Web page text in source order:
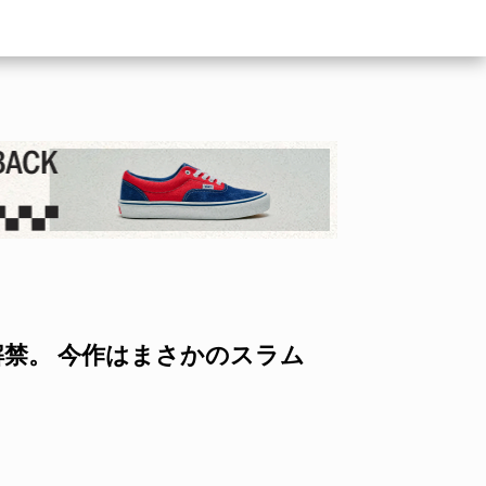
。 今作はまさかのスラム